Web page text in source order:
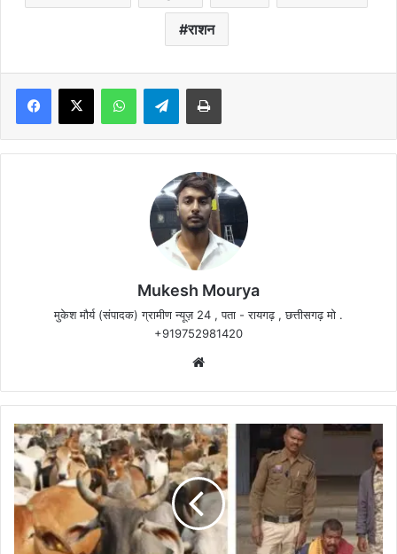
राशन
Facebook
X WhatsAppTelegramPrint
Mukesh Mourya
मुकेश मौर्य (संपादक) ग्रामीण न्यूज़ 24 , पता - रायगढ़ , छत्तीसगढ़ मो .
+919752981420
गौ-
तस्कर
पर
बड़ी
कार्यवाही...पैदल
मारते-
पीटते